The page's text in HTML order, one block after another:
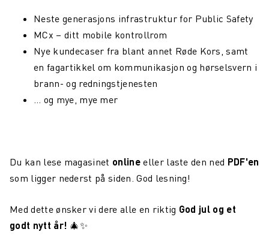
Northcom vant rammeavtale med NKS110
Northcom deltar på DALO Industry Days 2024
Avinor og Oslo Lufthavn: Sikrer God Hørsel og
Kommunikasjon i Støyfylte Miljøer
Northcom inngår partnerskap med Peplink og Starlink
Northcom og Nokia går sammen for å levere kritiske
kommunikasjonsnettverk
Northcom News #4
Neste generasjons infrastruktur for Public Safety
MCx – ditt mobile kontrollrom
Nye kundecaser fra blant annet Røde Kors, samt
en fagartikkel om kommunikasjon og hørselsvern i
brann- og redningstjenesten
… og mye, mye mer
Du kan lese magasinet onlineeller laste den ned PDF'en
som ligger nederst på siden.God lesning!
Med dette ønsker vi dere alle en riktig God jul og et
godt nytt år! 🎄✨